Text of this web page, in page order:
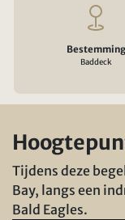
Bestemming
Baddeck
Tijdens deze
Bay, langs een
Bald Eagles.